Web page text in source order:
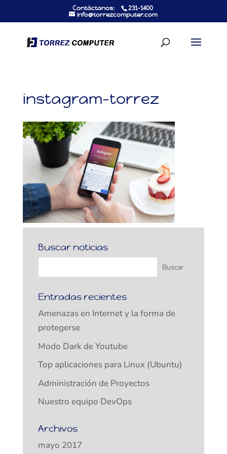
Contáctanos:
231-1400
info@torrezcomputer.com
instagram-torrez
Buscar noticias
Entradas recientes
Amenazas en Internet y la forma de
protegerse
Modo Dark de Youtube
Top aplicaciones para Linux (Ubuntu)
Administración de Proyectos
Nuestro equipo DevOps
Archivos
mayo 2017